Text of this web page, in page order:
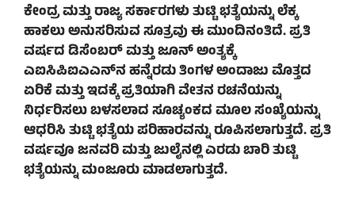
ಕೇಂದ್ರ ಮತ್ತು ರಾಜ್ಯ ಸರ್ಕಾರಗಳು ತುಟ್ಟಿ ಭತ್ಯೆಯನ್ನು ಲೆಕ್ಕ
ಹಾಕಲು ಅನುಸರಿಸುವ ಸೂತ್ರವು ಈ ಮುಂದಿನಂತಿದೆ. ಪ್ರತಿ
ವರ್ಷದ ಡಿಸೆಂಬರ್ ಮತ್ತು ಜೂನ್‌ ಅಂತ್ಯಕ್ಕೆ
ಎಐಸಿಪಿಐಎಎನ್‌ನ ಹನ್ನೆರಡು ತಿಂಗಳ ಅಂದಾಜು ಮೊತ್ತದ
ಏರಿಕೆ ಮತ್ತು ಇದಕ್ಕೆ ಪ್ರತಿಯಾಗಿ ವೇತನ ರಚನೆಯನ್ನು
ನಿರ್ಧರಿಸಲು ಬಳಸಲಾದ ಸೂಚ್ಯಂಕದ ಮೂಲ ಸಂಖ್ಯೆಯನ್ನು
ಆಧರಿಸಿ ತುಟ್ಟಿ ಭತ್ಯೆಯ ಪರಿಹಾರವನ್ನು ರೂಪಿಸಲಾಗುತ್ತದೆ. ಪ್ರತಿ
ವರ್ಷವೂ ಜನವರಿ ಮತ್ತು ಜುಲೈನಲ್ಲಿ ಎರಡು ಬಾರಿ ತುಟ್ಟಿ
ಭತ್ಯೆಯನ್ನು ಮಂಜೂರು ಮಾಡಲಾಗುತ್ತದೆ.